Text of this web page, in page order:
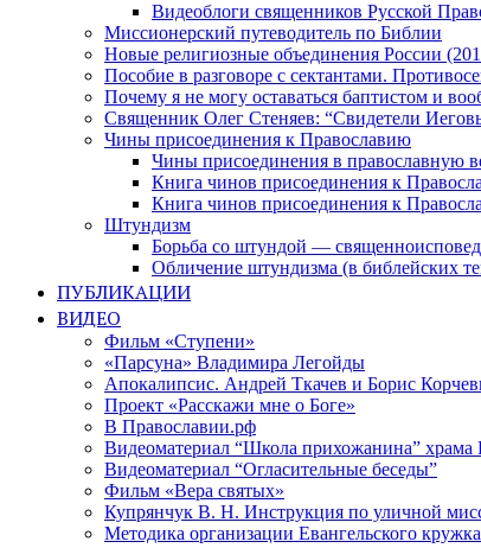
Видеоблоги священников Русской
Миссионерский путеводитель по Библии
Новые религиозные объединения России
Пособие в разговоре с сектантами.
Почему я не могу оставаться баптистом и
Священник Олег Стеняев: “Свидетели
Чины присоединения к Православию
Чины присоединения в православную
Книга чинов присоединения к
Книга чинов присоединения к
Штундизм
Борьба со штундой —
Обличение штундизма (в библейских
ПУБЛИКАЦИИ
ВИДЕО
Фильм «Ступени»
«Парсуна» Владимира Легойды
Апокалипсис. Андрей Ткачев и Борис
Проект «Расскажи мне о Боге»
В Православии.рф
Видеоматериал “Школа прихожанина” храма
Видеоматериал “Огласительные беседы”
Фильм «Вера святых»
Купрянчук В. Н. Инструкция по уличной
Методика организации Евангельского